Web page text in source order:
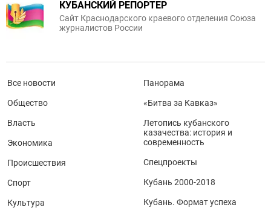
КУБАНСКИЙ РЕПОРТЕР
Сайт Краснодарского краевого отделения Союза
журналистов России
Все новости
Общество
Власть
Экономика
Происшествия
Спорт
Культура
Панорама
«Битва за Кавказ»
Летопись кубанского
казачества: история и
современность
Спецпроекты
Кубань 2000-2018
Кубань. Формат успеха